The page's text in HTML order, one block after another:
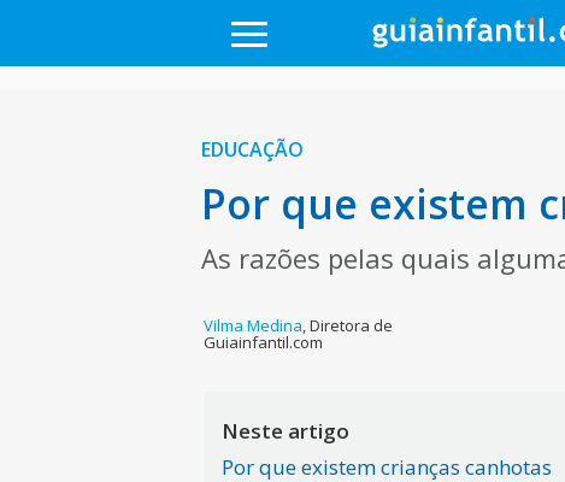
EDUCAÇÃO
Por que existem
As razões pelas quais
Vilma Medina,Diretora de
Guiainfantil.com
Neste artigo
Por que existem crianças canhotas